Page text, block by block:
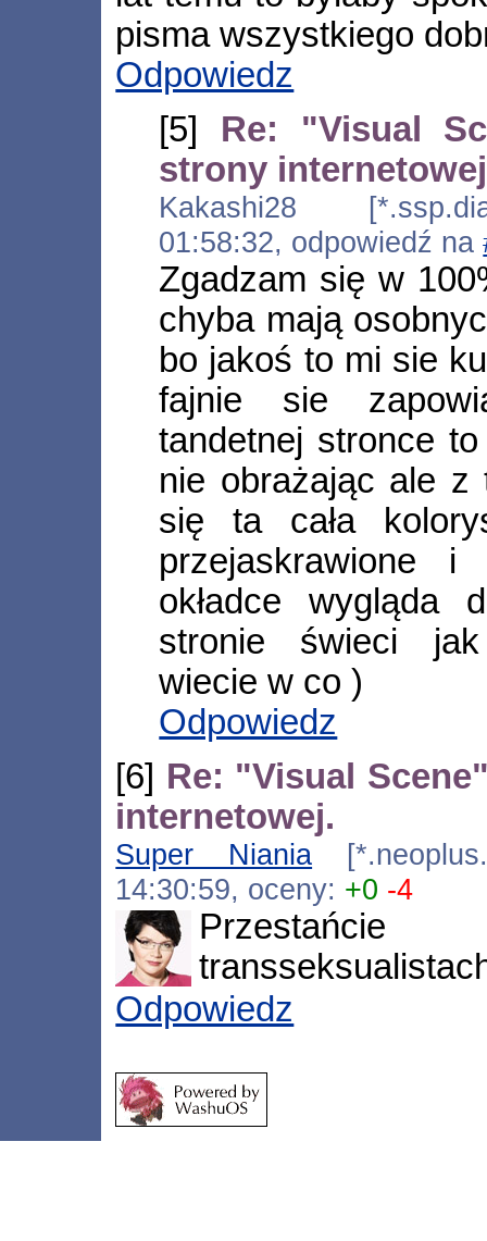
pisma wszystkiego
Odpowiedz
[5] Re: "Visual
strony
Kakashi28
01:58:32, odpowiedź na
Zgadzam się w
chyba mają
bo jakoś to mi sie
fajnie sie
tandetnej stronce
nie obrażając ale z
się ta cała
przejaskrawione
okładce wygląda
stronie świeci
wiecie w co )
Odpowiedz
[6] Re: "Visual
internetowej.
Super Niania
14:30:59, oceny: +0 -4
Odpowiedz